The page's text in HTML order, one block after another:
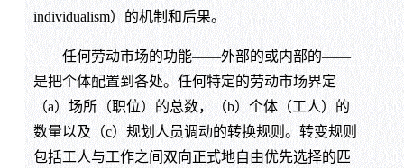
individualism）的机制和后果。
任何劳动市场的功能——外部的或内部的——
是把个体配置到各处。任何特定的劳动市场界定
（a）场所（职位）的总数，（b）个体（工人）的
数量以及（c）规划人员调动的转换规则。转变规则
包括工人与工作之间双向正式地自由优先选择的匹